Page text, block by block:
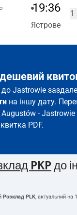
19:36
Ястрове
1
до Jastrowie
на іншу дату.
- Jastrowie
PDF.
PKP до
Розклад PLK, актуальний на